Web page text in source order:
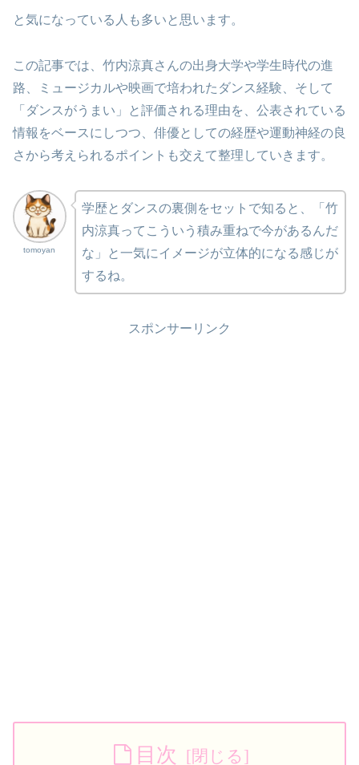
と気になっている人も多いと思います。
この記事では、竹内涼真さんの出身大学や学生時代の進
路、ミュージカルや映画で培われたダンス経験、そして
「ダンスがうまい」と評価される理由を、公表されている
情報をベースにしつつ、俳優としての経歴や運動神経の良
さから考えられるポイントも交えて整理していきます。
tomoyan
学歴とダンスの裏側をセットで知ると、「竹
内涼真ってこういう積み重ねで今があるんだ
な」と一気にイメージが立体的になる感じが
するね。
スポンサーリンク
目次